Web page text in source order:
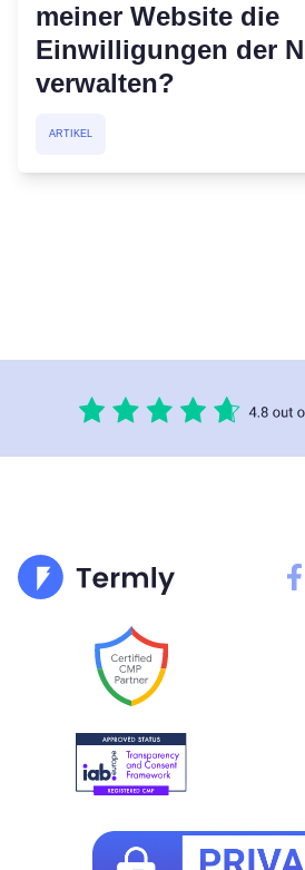
meiner Website die
Einwilligungen der
verwalten?
ARTIKEL